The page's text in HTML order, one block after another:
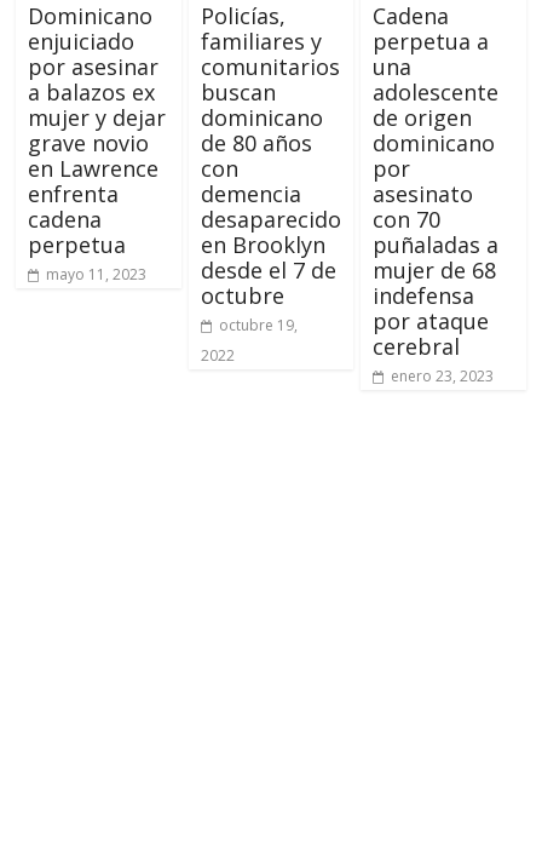
Dominicano
enjuiciado
por asesinar
a balazos ex
mujer y dejar
grave novio
en Lawrence
enfrenta
cadena
perpetua
mayo 11, 2023
Policías,
familiares y
comunitarios
buscan
dominicano
de 80 años
con
demencia
desaparecido
en Brooklyn
desde el 7 de
octubre
octubre 19,
2022
Cadena
perpetua a
una
adolescente
de origen
dominicano
por
asesinato
con 70
puñaladas a
mujer de 68
indefensa
por ataque
cerebral
enero 23, 2023